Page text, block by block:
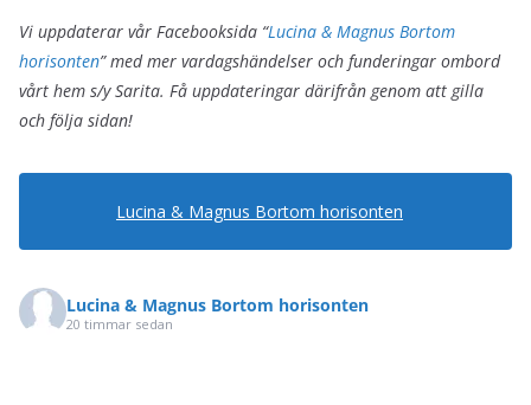
Vi uppdaterar vår Facebooksida “Lucina & Magnus Bortom
horisonten” med mer vardagshändelser och funderingar ombord
vårt hem s/y Sarita. Få uppdateringar därifrån genom att gilla
och följa sidan!
Lucina & Magnus Bortom horisonten
Lucina & Magnus Bortom horisonten
20 timmar sedan